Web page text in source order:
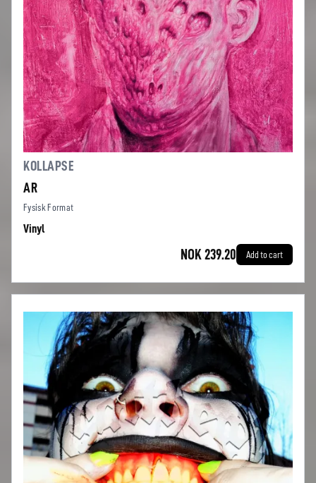
KOLLAPSE
AR
Fysisk Format
Vinyl
NOK 239.20 Add to cart